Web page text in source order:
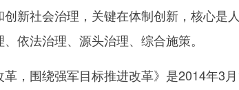
新社会治理，关键在体制创新，核心是
依法治理、源头治理、综合施策。
围绕强军目标推进改革》是2014年3